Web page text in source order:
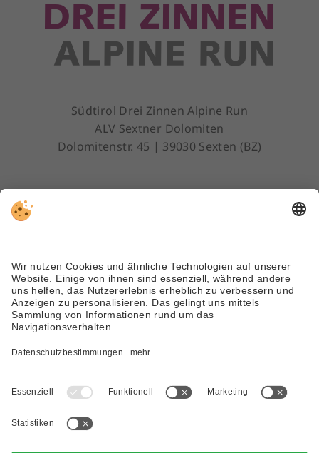
Südtirol Drei Zinnen Alpine Run
ALV Sextner Dolomiten
Dolomitenstr. 45 | 39030 Sexten (BZ)
WETTER
WEBCAM